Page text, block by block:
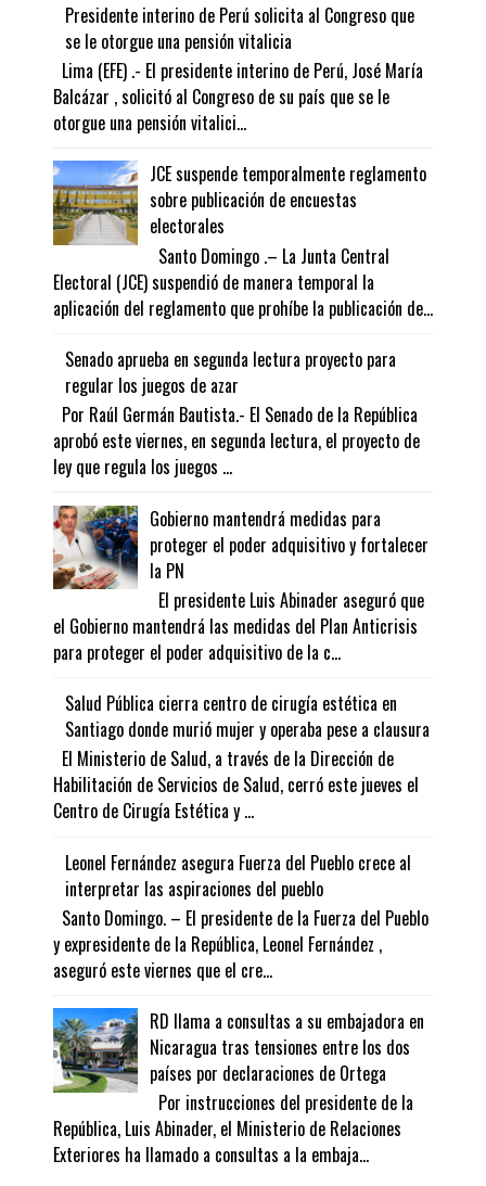
Presidente interino de Perú solicita al Congreso que
se le otorgue una pensión vitalicia
Lima (EFE) .- El presidente interino de Perú, José María
Balcázar , solicitó al Congreso de su país que se le
otorgue una pensión vitalici...
JCE suspende temporalmente reglamento
sobre publicación de encuestas
electorales
Santo Domingo .– La Junta Central
Electoral (JCE) suspendió de manera temporal la
aplicación del reglamento que prohíbe la publicación de...
Senado aprueba en segunda lectura proyecto para
regular los juegos de azar
Por Raúl Germán Bautista.- El Senado de la República
aprobó este viernes, en segunda lectura, el proyecto de
ley que regula los juegos ...
Gobierno mantendrá medidas para
proteger el poder adquisitivo y fortalecer
la PN
El presidente Luis Abinader aseguró que
el Gobierno mantendrá las medidas del Plan Anticrisis
para proteger el poder adquisitivo de la c...
Salud Pública cierra centro de cirugía estética en
Santiago donde murió mujer y operaba pese a clausura
El Ministerio de Salud, a través de la Dirección de
Habilitación de Servicios de Salud, cerró este jueves el
Centro de Cirugía Estética y ...
Leonel Fernández asegura Fuerza del Pueblo crece al
interpretar las aspiraciones del pueblo
Santo Domingo. – El presidente de la Fuerza del Pueblo
y expresidente de la República, Leonel Fernández ,
aseguró este viernes que el cre...
RD llama a consultas a su embajadora en
Nicaragua tras tensiones entre los dos
países por declaraciones de Ortega
Por instrucciones del presidente de la
República, Luis Abinader, el Ministerio de Relaciones
Exteriores ha llamado a consultas a la embaja...